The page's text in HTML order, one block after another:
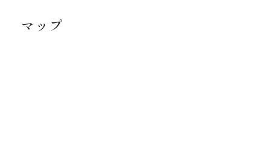
マップ